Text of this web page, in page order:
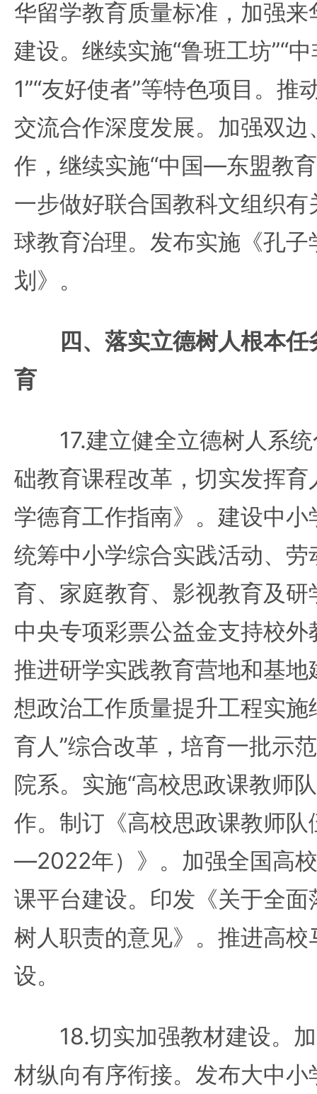
华留学教育质量标准，加强
建设。继续实施“鲁班工坊”“
1”“友好使者”等特色项目。推
交流合作深度发展。加强双
作，继续实施“中国—东盟教
一步做好联合国教科文组织
球教育治理。发布实施《孔
划》。
四、落实立德树人根本
育
17.建立健全立德树人系统
础教育课程改革，切实发挥
学德育工作指南》。建设中
统筹中小学综合实践活动、
育、家庭教育、影视教育及
中央专项彩票公益金支持校
推进研学实践教育营地和基
想政治工作质量提升工程实施
育人”综合改革，培育一批示
院系。实施“高校思政课教师
作。制订《高校思政课教师
—2022年）》。加强全国高
课平台建设。印发《关于全
树人职责的意见》。推进高
设。
18.切实加强教材建设。加
材纵向有序衔接。发布大中